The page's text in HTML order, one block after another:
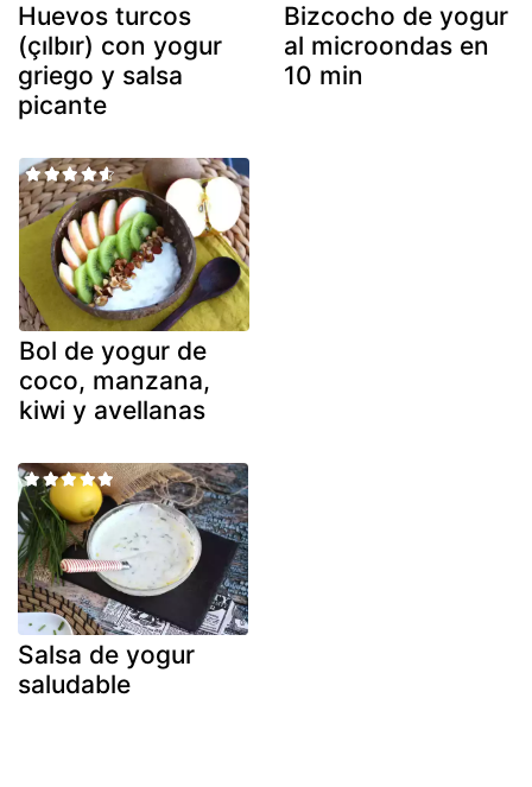
Huevos turcos
(çılbır) con yogur
griego y salsa
picante
Bizcocho de yogur
al microondas en
10 min
Bol de yogur de
coco, manzana,
kiwi y avellanas
Salsa de yogur
saludable